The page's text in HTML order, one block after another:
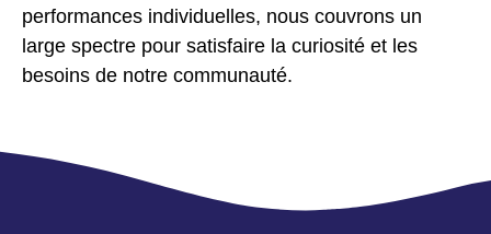
performances individuelles, nous couvrons un
large spectre pour satisfaire la curiosité et les
besoins de notre communauté.